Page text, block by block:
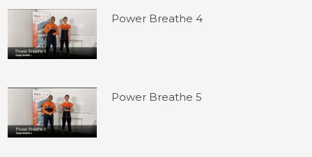
Power Breathe 4
Power Breathe 5